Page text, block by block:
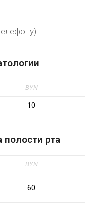
BYN
10
полости рта
BYN
60